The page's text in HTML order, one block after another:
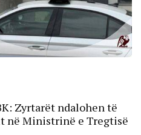
Zyrtarët ndalohen të
në Ministrinë e Tregtisë